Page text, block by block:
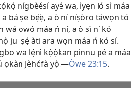
nígbèésí ayé wa, ìyẹn ló sì máa
bá ṣe bẹ́ẹ̀, a ò ní níṣòro táwọn tó
wá owó máa ń ní, a ò sì ní kó
ju iṣẹ́ àti ara wọn máa ń kó sí.
wa lẹ́nì kọ̀ọ̀kan pinnu pé a máa
ọkàn Jèhófà yọ̀!​—Òwe 23:15.